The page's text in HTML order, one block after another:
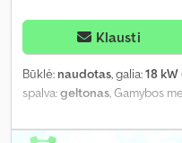
Klausti
Būklė: naudotas, galia:18 kW
spalva:geltonas , Gamybos
mašinos/transporto
saugos patikra,